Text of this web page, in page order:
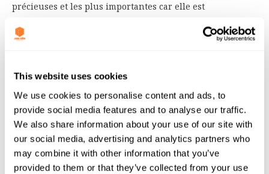
This website uses cookies
We use cookies to personalise content and ads, to
provide social media features and to analyse our traffic.
We also share information about your use of our site with
our social media, advertising and analytics partners who
may combine it with other information that you’ve
provided to them or that they’ve collected from your use
précieuses et les plus importantes car elle est
composé et les plantes ne peuvent pas survivre sans elle.
qualité et la pureté de nos ressources en eau étant
menacées par les activités humaines, leur préservation
doit être notre priorité.
La protection de l’eau représente une part importante des
activités de Jacobi. Nous proposons des solutions pour
améliorer la qualité de l’eau par le biais de produits